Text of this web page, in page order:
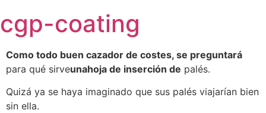
to
content
cgp-coating
Como todo buen cazador de costes, se preguntará
para qué sirveunahoja de inserción de palés.
Quizá ya se haya imaginado que sus palés viajarían bien
sin ella.